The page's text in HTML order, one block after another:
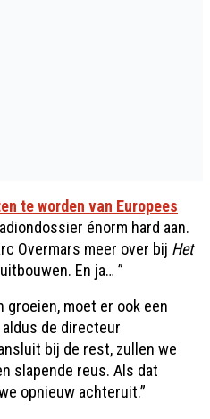
te worden van Europees
énorm hard aan.
Overmars meer over bij Het
En ja… ”
groeien, moet er ook een
de directeur
bij de rest, zullen we
slapende reus. Als dat
opnieuw achteruit.”